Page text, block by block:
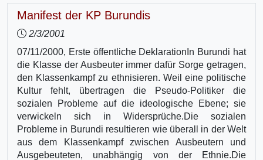
Manifest der KP Burundis
2/3/2001
07/11/2000, Erste öffentliche DeklarationIn Burundi hat
die Klasse der Ausbeuter immer dafür Sorge getragen,
den Klassenkampf zu ethnisieren. Weil eine politische
Kultur fehlt, übertragen die Pseudo-Politiker die
sozialen Probleme auf die ideologische Ebene; sie
verwickeln sich in Widersprüche.Die sozialen
Probleme in Burundi resultieren wie überall in der Welt
aus dem Klassenkampf zwischen Ausbeutern und
Ausgebeuteten, unabhängig von der Ethnie.Die